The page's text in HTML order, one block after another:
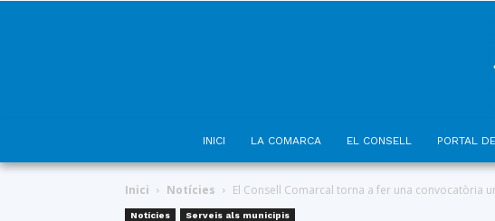
INICI LA COMARCA EL CONSELL PORTAL
Inici Notícies El Consell Comarcal torna a fer una convocatòria
Notícies Serveis als municipis